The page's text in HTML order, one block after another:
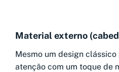
Material externo
Mesmo um design
atenção com um toque de